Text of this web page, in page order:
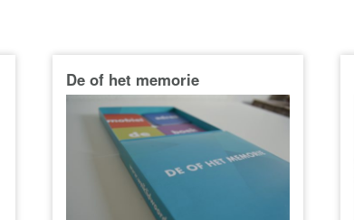
De of het memorie